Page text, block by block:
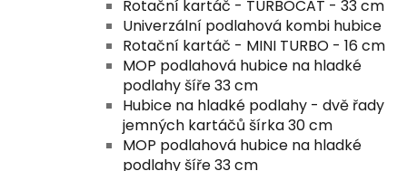
Rotační kartáč - TURBOCAT - 33 cm
Univerzální podlahová kombi hubice
Rotační kartáč - MINI TURBO - 16 cm
MOP podlahová hubice na hladké
podlahy šíře 33 cm
Hubice na hladké podlahy - dvě řady
jemných kartáčů šírka 30 cm
MOP podlahová hubice na hladké
podlahy šíře 33 cm